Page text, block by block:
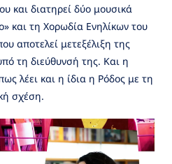
και διατηρεί δύο μουσικά
και τη Χορωδία Ενηλίκων του
αποτελεί μετεξέλιξη της
τη διεύθυνσή της. Και η
λέει και η ίδια η Ρόδος με τη
σχέση.